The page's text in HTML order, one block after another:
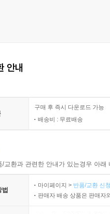
안내
구매 후 즉시 다운로드 가능
배송비 : 무료배송
교환과 관련한 안내가 있는경우 아
법
마이페이지 > 반품/교환 신
판매자 배송 상품은 판매자